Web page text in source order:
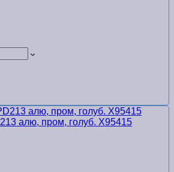
алю, пром, голуб. Х95415